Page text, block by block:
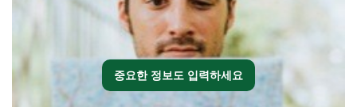
중요한 정보도 입력하세요